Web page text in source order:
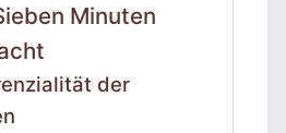
Minuten
der